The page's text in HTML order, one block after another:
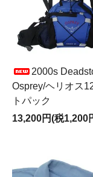
2000s
Osprey/ヘリオス
トパック
13,200円(税1,200